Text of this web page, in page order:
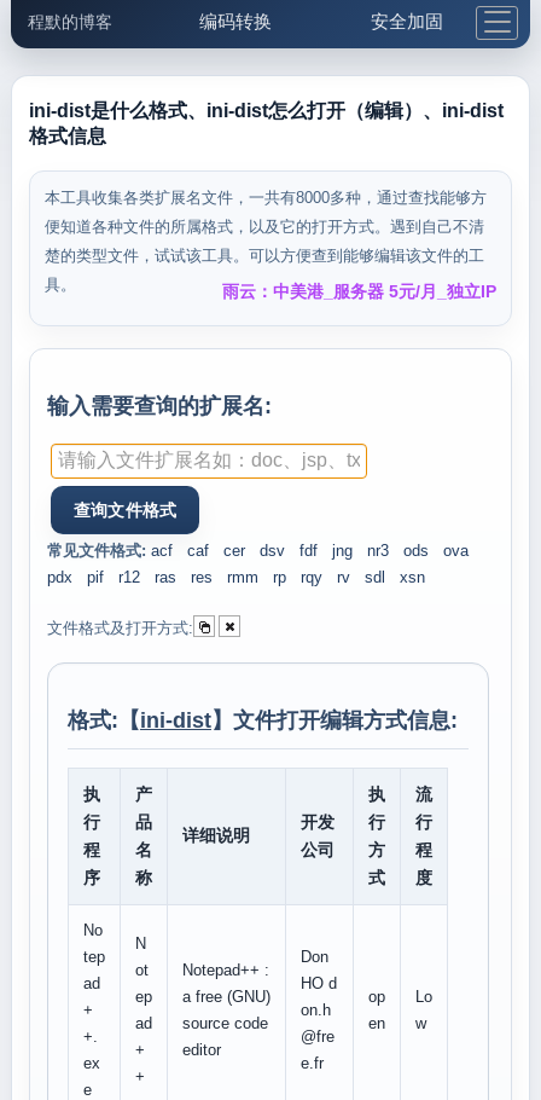
程默的博客 编码转换 安全加固
邮件工具 生活便民 更多工具
ini-dist是什么格式、ini-dist怎么打开（编辑）、ini-dist
格式信息
本工具收集各类扩展名文件，一共有8000多种，通过查找能够方
便知道各种文件的所属格式，以及它的打开方式。遇到自己不清
楚的类型文件，试试该工具。可以方便查到能够编辑该文件的工
具。
雨云：中美港_服务器 5元/月_独立IP
输入需要查询的扩展名:
常见文件格式: acf caf cer dsv fdf jng nr3 ods
ova
pdx
pif r12 ras res rmm rp rqy rv sdl xsn
文件格式及打开方式:
格式:【ini-dist】文件打开编辑方式信息:
执
行
程
序
产
品
名
称
详细说明
开发
公司
执
行
方
式
流
行
程
度
No
tep
ad
+
+.
ex
e
N
ot
ep
ad
+
+
Notepad++ :
a free (GNU)
source code
editor
Don
HO d
on.h
@fre
e.fr
op
en
Lo
w